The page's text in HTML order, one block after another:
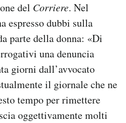
del Corriere. Nel
espresso dubbi sulla
parte della donna: «Di
una denuncia
giorni dall’avvocato
il giornale che ne
tempo per rimettere
oggettivamente molti